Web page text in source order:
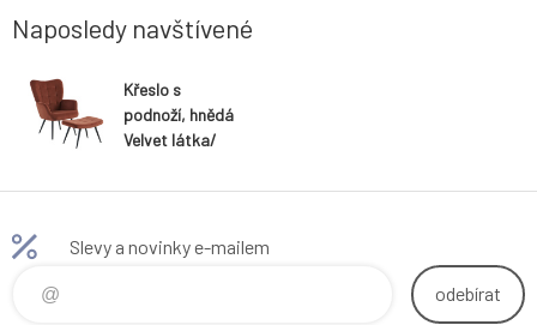
Naposledy navštívené
Křeslo s
podnoží, hnědá
Velvet látka/
Slevy a novinky e-mailem
odebírat